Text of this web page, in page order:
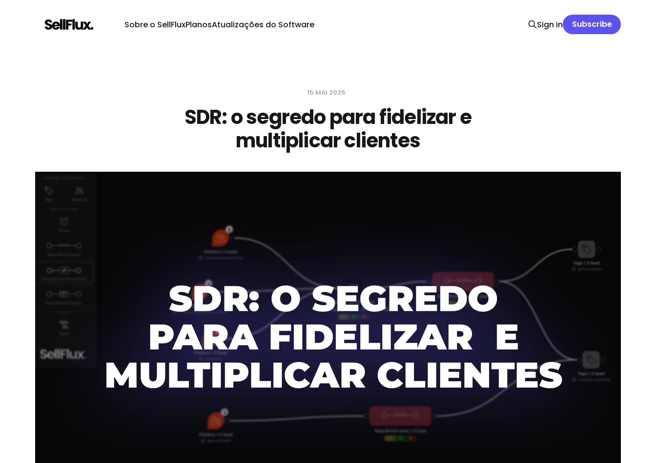
Sobre o SellFluxPlanosAtualizações do Software Sign in Subscribe
15 MAI 2025
SDR: o segredo para fidelizar e
multiplicar clientes